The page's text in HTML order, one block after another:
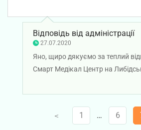
обслуговування на найвищому
адміністратор)
Відповідь від адміністрації
27.07.2020
Яно, щиро дякуємо за теплий
Смарт Медікал Центр на
невролога Курту Марію
адміністратора рецепції Ірину
вам та вашій родині міцного
V 1 … 6